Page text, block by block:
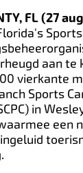
FL (27
Sports
aan te
vierkante
Sports
in
een